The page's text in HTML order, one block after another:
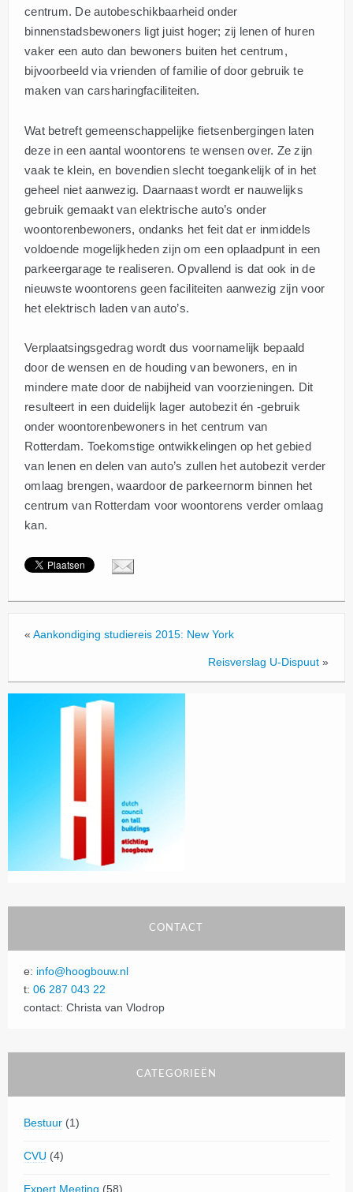
centrum. De autobeschikbaarheid onder
binnenstadsbewoners ligt juist hoger; zij lenen of huren
vaker een auto dan bewoners buiten het centrum,
bijvoorbeeld via vrienden of familie of door gebruik te
maken van carsharingfaciliteiten.
Wat betreft gemeenschappelijke fietsenbergingen laten
deze in een aantal woontorens te wensen over. Ze zijn
vaak te klein, en bovendien slecht toegankelijk of in het
geheel niet aanwezig. Daarnaast wordt er nauwelijks
gebruik gemaakt van elektrische auto’s onder
woontorenbewoners, ondanks het feit dat er inmiddels
voldoende mogelijkheden zijn om een oplaadpunt in een
parkeergarage te realiseren. Opvallend is dat ook in de
nieuwste woontorens geen faciliteiten aanwezig zijn voor
het elektrisch laden van auto’s.
Verplaatsingsgedrag wordt dus voornamelijk bepaald
door de wensen en de houding van bewoners, en in
mindere mate door de nabijheid van voorzieningen. Dit
resulteert in een duidelijk lager autobezit én -gebruik
onder woontorenbewoners in het centrum van
Rotterdam. Toekomstige ontwikkelingen op het gebied
van lenen en delen van auto’s zullen het autobezit verder
omlaag brengen, waardoor de parkeernorm binnen het
centrum van Rotterdam voor woontorens verder omlaag
kan.
« Aankondiging studiereis 2015: New York
Reisverslag U-Dispuut »
CONTACT
e: info@hoogbouw.nl
t: 06 287 043 22
contact: Christa van Vlodrop
CATEGORIEËN
Bestuur (1)
CVU (4)
Expert Meeting (58)